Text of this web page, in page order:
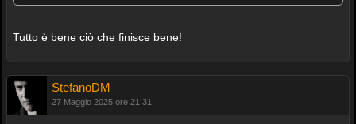
Tutto è bene ciò che finisce bene!
StefanoDM
27 Maggio 2025 ore 21:31